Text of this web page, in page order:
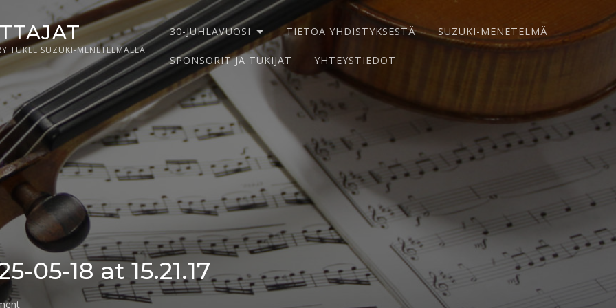
TUKEE SUZUKI-MENETELMÄLLÄ
30-JUHLAVUOSI TIETOA YHDISTYKSESTÄ SUZUKI-MENETELMÄ
SPONSORIT JA TUKIJAT YHTEYSTIEDOT
05-18 at 15.21.17
on